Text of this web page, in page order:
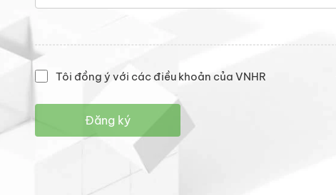
Tôi đồng ý với các điều khoản của VNHR
Đăng ký